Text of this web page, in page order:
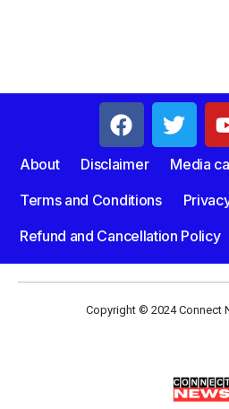
About Disclaimer Media
Terms and Conditions
Refund and Cancellation Policy
Copyright © 2024 Connect